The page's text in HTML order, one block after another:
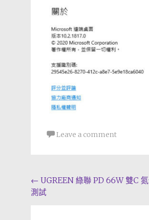
Leave a comment
Post
navigation
← UGREEN 綠聯 PD 66W 雙C
測試